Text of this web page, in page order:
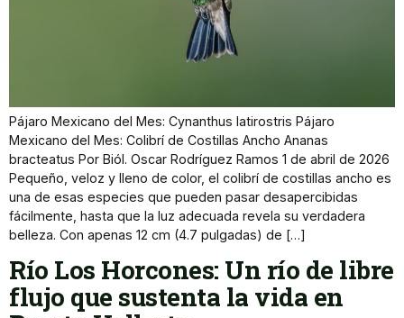
Pájaro Mexicano del Mes: Cynanthus latirostris Pájaro
Mexicano del Mes: Colibrí de Costillas Ancho Ananas
bracteatus Por Biól. Oscar Rodríguez Ramos 1 de abril de 2026
Pequeño, veloz y lleno de color, el colibrí de costillas ancho es
una de esas especies que pueden pasar desapercibidas
fácilmente, hasta que la luz adecuada revela su verdadera
belleza. Con apenas 12 cm (4.7 pulgadas) de […]
Río Los Horcones: Un río de libre
flujo que sustenta la vida en